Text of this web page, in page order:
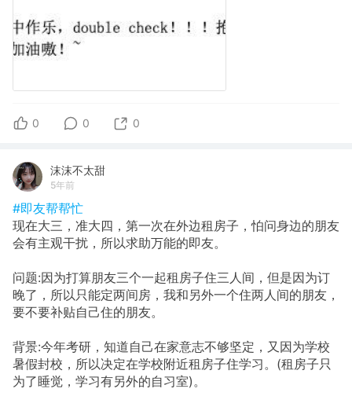
0 0 0
沫沫不太甜
5年前
#即友帮帮忙
现在大三，准大四，第一次在外边租房子，怕问身边的朋友
会有主观干扰，所以求助万能的即友。
问题:因为打算朋友三个一起租房子住三人间，但是因为订
晚了，所以只能定两间房，我和另外一个住两人间的朋友，
要不要补贴自己住的朋友。
背景:今年考研，知道自己在家意志不够坚定，又因为学校
暑假封校，所以决定在学校附近租房子住学习。(租房子只
为了睡觉，学习有另外的自习室)。